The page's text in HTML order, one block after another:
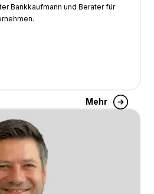
Bankkaufmann und Berater für
Mehr